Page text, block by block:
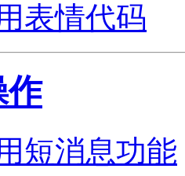
表情代码
作
短消息功能